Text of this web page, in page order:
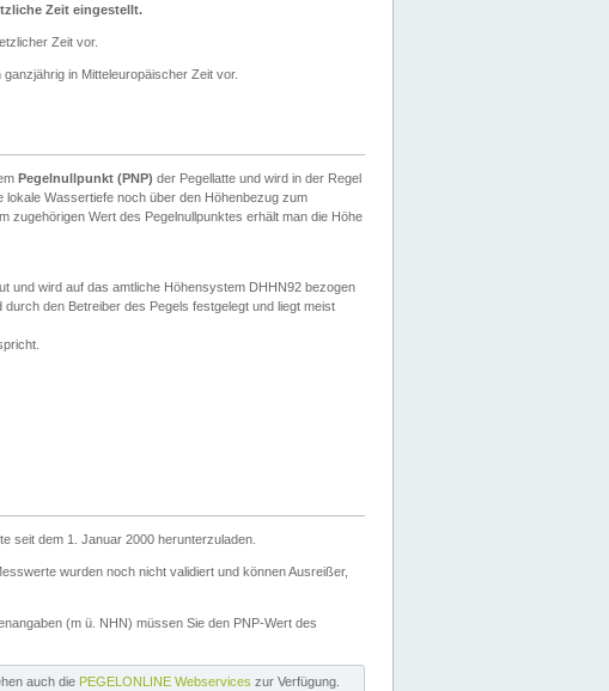
Zeit eingestellt.
Zeit vor.
in Mitteleuropäischer Zeit vor.
Pegelnullpunkt (PNP) der Pegellatte und wird in der Regel
Wassertiefe noch über den Höhenbezug zum
zugehörigen Wert des Pegelnullpunktes erhält man die Höhe
und wird auf das amtliche Höhensystem DHHN92 bezogen
den Betreiber des Pegels festgelegt und liegt meist
seit dem 1. Januar 2000 herunterzuladen.
wurden noch nicht validiert und können Ausreißer,
(m ü. NHN) müssen Sie den PNP-Wert des
auch die PEGELONLINE Webservices zur Verfügung.